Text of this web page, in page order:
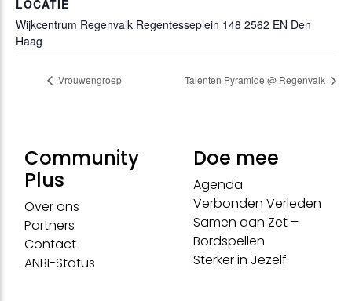
LOCATIE
Wijkcentrum Regenvalk Regentesseplein 148 2562 EN Den
Haag
Vrouwengroep Talenten Pyramide @ Regenvalk
Community
Plus
Over ons
Partners
Contact
ANBI-Status
Doe mee
Agenda
Verbonden Verleden
Samen aan Zet –
Bordspellen
Sterker in Jezelf